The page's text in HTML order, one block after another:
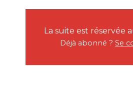
La suite est réservée
Déjà abonné ? Se